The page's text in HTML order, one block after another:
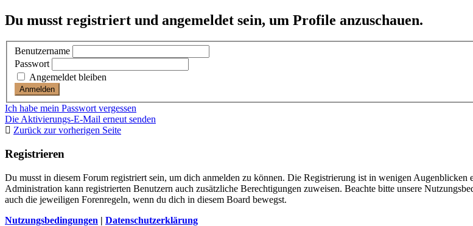
Du musst registriert und angemeldet sein, um Profile anzuschauen.
Benutzername
Passwort
Angemeldet bleiben
Ich habe mein Passwort vergessen
Die Aktivierungs-E-Mail erneut senden
Zurück zur vorherigen Seite
Registrieren
Du musst in diesem Forum registriert sein, um dich anmelden zu können. Die Registrierung ist in wenigen
Administration kann registrierten Benutzern auch zusätzliche Berechtigungen zuweisen. Beachte bitte unsere
auch die jeweiligen Forenregeln, wenn du dich in diesem Board bewegst.
Nutzungsbedingungen | Datenschutzerklärung